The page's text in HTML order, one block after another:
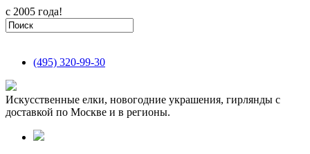
с 2005 года!
(495) 320-99-30
Искусственные елки, новогодние украшения, гирлянды с
доставкой по Москве и в регионы.